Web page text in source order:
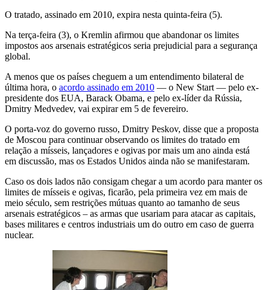
O tratado, assinado em 2010, expira nesta quinta-feira (5).
Na terça-feira (3), o Kremlin afirmou que abandonar os limites
impostos aos arsenais estratégicos seria prejudicial para a segurança
global.
A menos que os países cheguem a um entendimento bilateral de
última hora, o acordo assinado em 2010 — o New Start — pelo ex-
presidente dos EUA, Barack Obama, e pelo ex-líder da Rússia,
Dmitry Medvedev, vai expirar em 5 de fevereiro.
O porta-voz do governo russo, Dmitry Peskov, disse que a proposta
de Moscou para continuar observando os limites do tratado em
relação a mísseis, lançadores e ogivas por mais um ano ainda está
em discussão, mas os Estados Unidos ainda não se manifestaram.
Caso os dois lados não consigam chegar a um acordo para manter os
limites de mísseis e ogivas, ficarão, pela primeira vez em mais de
meio século, sem restrições mútuas quanto ao tamanho de seus
arsenais estratégicos – as armas que usariam para atacar as capitais,
bases militares e centros industriais um do outro em caso de guerra
nuclear.